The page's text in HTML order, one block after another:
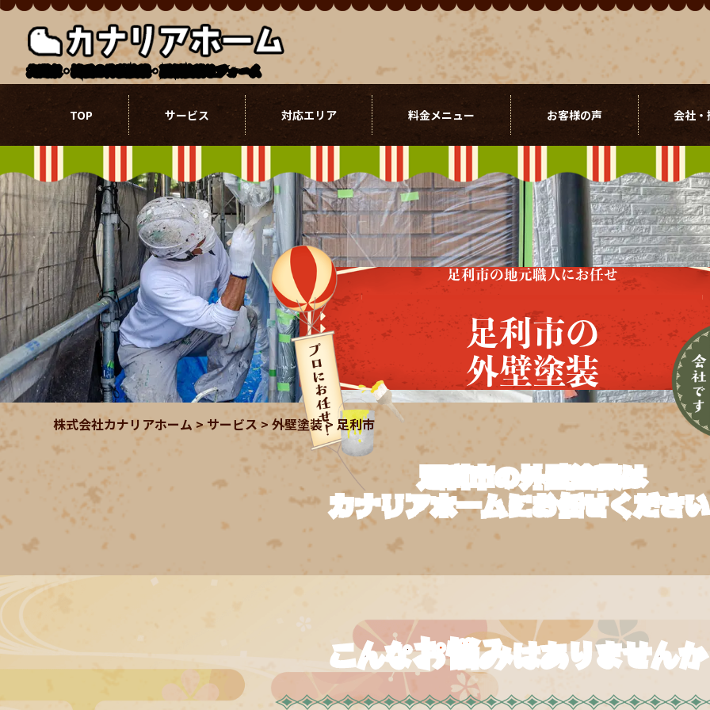
北関東・埼玉の外壁塗装・屋根塗装リフォーム
TOP サービス 対応エリア 料金メニュー お客様の声 会社
足利市の地元職人にお任せ
足利市の
外壁塗装
株式会社カナリアホーム>サービス>外壁塗装>足利市
足利市の外壁塗装は
カナリアホームにお任せくださ
こんなお悩みはありません